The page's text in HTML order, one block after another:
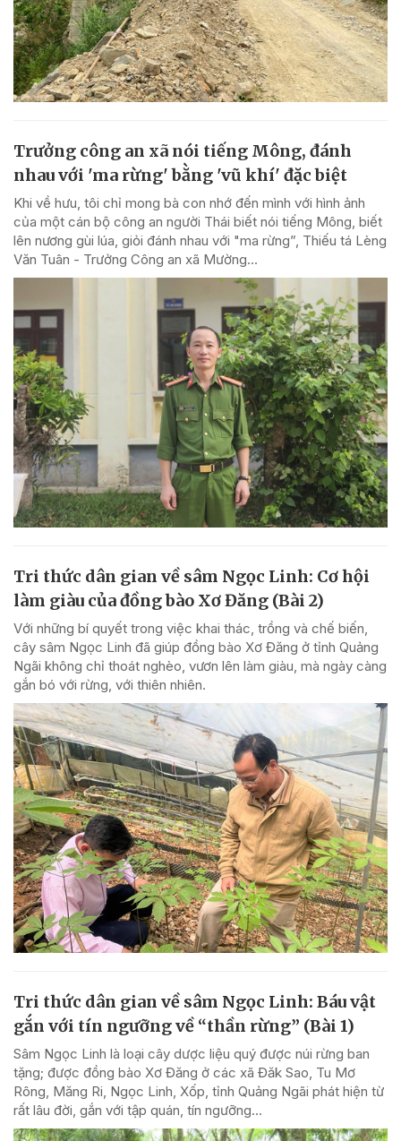
Trưởng công an xã nói tiếng Mông, đánh
nhau với 'ma rừng' bằng 'vũ khí' đặc biệt
Khi về hưu, tôi chỉ mong bà con nhớ đến mình với hình ảnh
của một cán bộ công an người Thái biết nói tiếng Mông, biết
lên nương gùi lúa, giỏi đánh nhau với "ma rừng”, Thiếu tá Lèng
Văn Tuân - Trưởng Công an xã Mường...
Tri thức dân gian về sâm Ngọc Linh: Cơ hội
làm giàu của đồng bào Xơ Đăng (Bài 2)
Với những bí quyết trong việc khai thác, trồng và chế biến,
cây sâm Ngọc Linh đã giúp đồng bào Xơ Đăng ở tỉnh Quảng
Ngãi không chỉ thoát nghèo, vươn lên làm giàu, mà ngày càng
gắn bó với rừng, với thiên nhiên.
Tri thức dân gian về sâm Ngọc Linh: Báu vật
gắn với tín ngưỡng về “thần rừng” (Bài 1)
Sâm Ngọc Linh là loại cây dược liệu quý được núi rừng ban
tặng; được đồng bào Xơ Đăng ở các xã Đăk Sao, Tu Mơ
Rông, Măng Ri, Ngọc Linh, Xốp, tỉnh Quảng Ngãi phát hiện từ
rất lâu đời, gắn với tập quán, tín ngưỡng...